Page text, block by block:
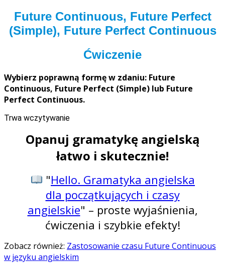
Future Continuous, Future Perfect
(Simple), Future Perfect Continuous
Ćwiczenie
Wybierz poprawną formę w zdaniu: Future
Continuous, Future Perfect (Simple) lub Future
Perfect Continuous.
Trwa wczytywanie
Opanuj gramatykę angielską
łatwo i skutecznie!
"Hello. Gramatyka angielska
dla początkujących i czasy
angielskie" – proste wyjaśnienia,
ćwiczenia i szybkie efekty!
Zobacz również: Zastosowanie czasu Future Continuous
w języku angielskim